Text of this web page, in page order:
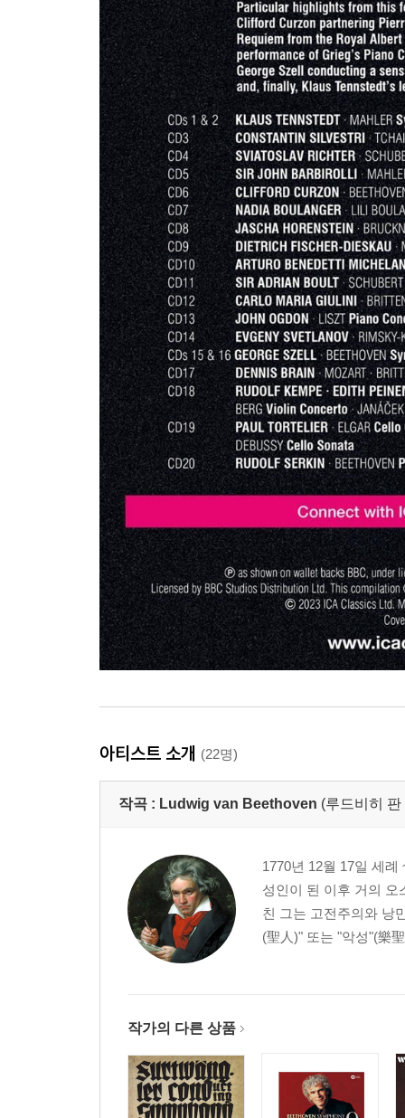
아티스트 소개 (22명)
작곡 : Ludwig van Beethoven (루드비히
1770년 12월 17일 세
성인이 된 이후 거의 오
친 그는 고전주의와 낭
(聖人)" 또는 "악성"(樂
작가의 다른 상품